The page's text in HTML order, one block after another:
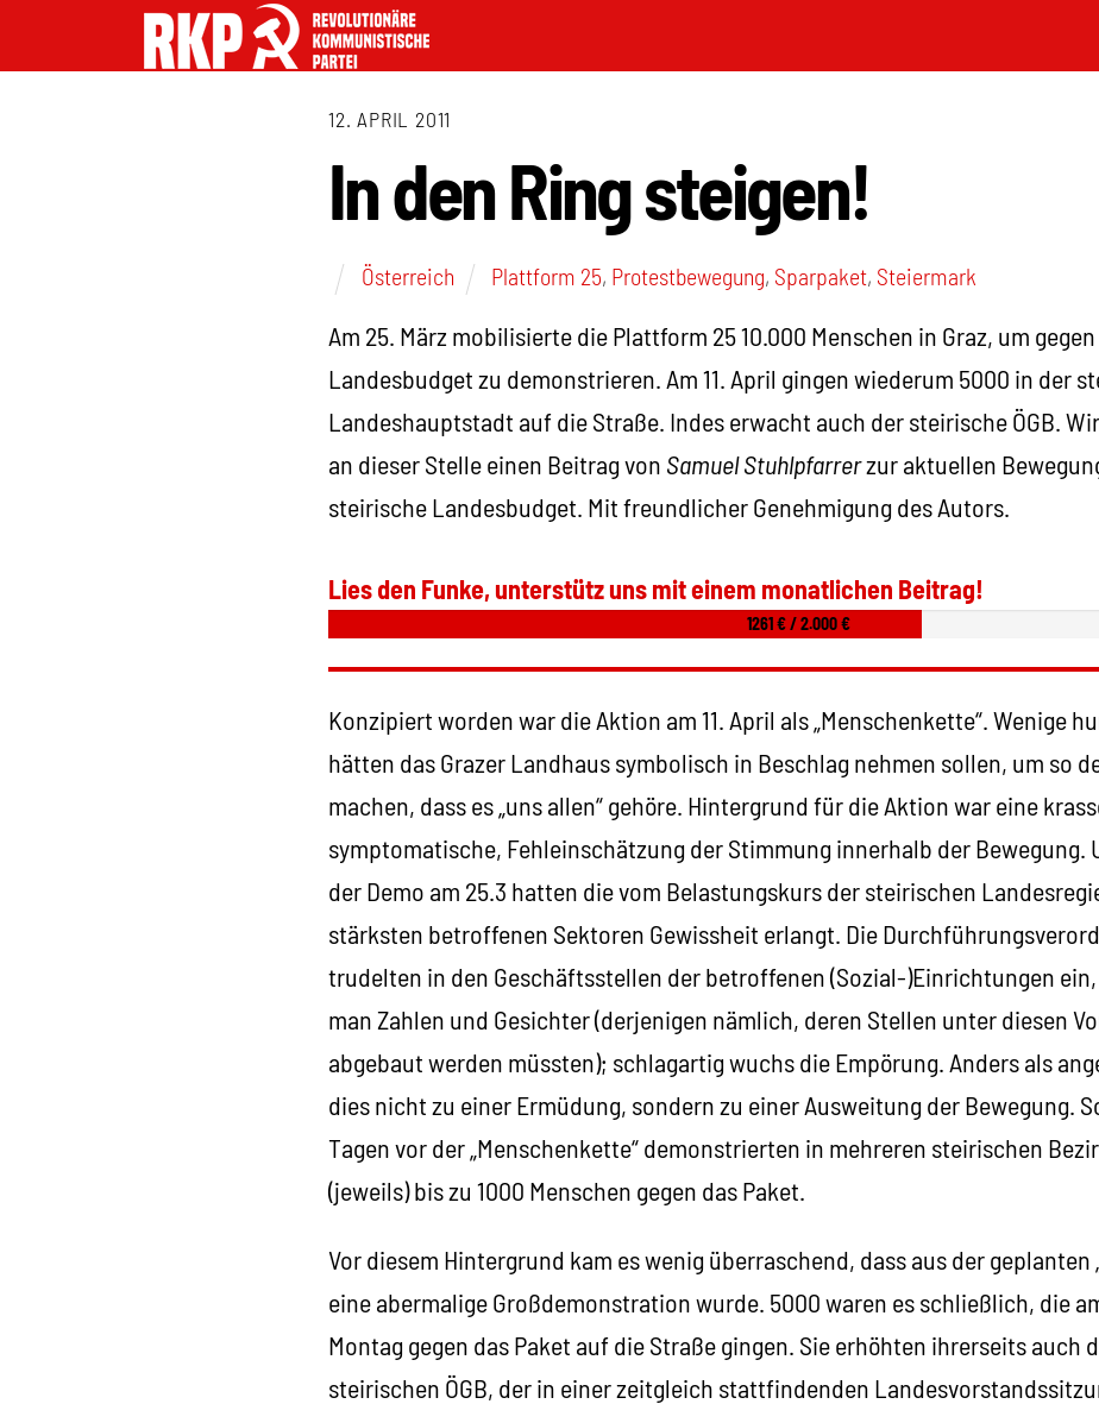
12. APRIL 2011
In den Ring steigen!
Österreich Plattform 25, Protestbewegung, Sparpaket, Steiermark
Am 25. März mobilisierte die Plattform 25 10.000 Menschen in Graz, um
Landesbudget zu demonstrieren. Am 11. April gingen wiederum 5000 in der
Landeshauptstadt auf die Straße. Indes erwacht auch der steirische ÖGB.
an dieser Stelle einen Beitrag von Samuel Stuhlpfarrerzur aktuellen
steirische Landesbudget. Mit freundlicher Genehmigung des Autors.
Lies den Funke, unterstütz uns mit einem monatlichen Beitrag!
1261 € / 2.000 €
Konzipiert worden war die Aktion am 11. April als „Menschenkette“. Wenige
hätten das Grazer Landhaus symbolisch in Beschlag nehmen sollen, um so
machen, dass es „uns allen“ gehöre. Hintergrund für die Aktion war eine
symptomatische, Fehleinschätzung der Stimmung innerhalb der Bewegung.
der Demo am 25.3 hatten die vom Belastungskurs der steirischen
stärksten betroffenen Sektoren Gewissheit erlangt. Die
trudelten in den Geschäftsstellen der betroffenen (Sozial-)Einrichtungen
man Zahlen und Gesichter (derjenigen nämlich, deren Stellen unter diesen
abgebaut werden müssten); schlagartig wuchs die Empörung. Anders als
dies nicht zu einer Ermüdung, sondern zu einer Ausweitung der Bewegung.
Tagen vor der „Menschenkette“ demonstrierten in mehreren steirischen
(jeweils) bis zu 1000 Menschen gegen das Paket.
Vor diesem Hintergrund kam es wenig überraschend, dass aus der geplanten
eine abermalige Großdemonstration wurde. 5000 waren es schließlich, die
Montag gegen das Paket auf die Straße gingen. Sie erhöhten ihrerseits auch
steirischen ÖGB, der in einer zeitgleich stattfindenden